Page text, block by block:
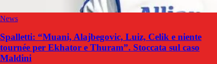
News
Spalletti: “Muani, Alajbegovic, Luiz, Celik e niente
tournée per Ekhator e Thuram”. Stoccata sul caso
Maldini